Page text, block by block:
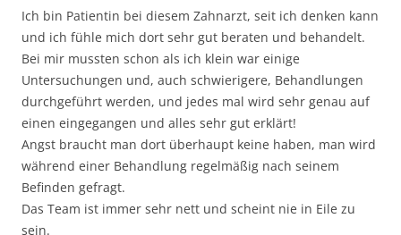
Ich bin Patientin bei diesem Zahnarzt, seit ich denken kann
und ich fühle mich dort sehr gut beraten und behandelt.
Bei mir mussten schon als ich klein war einige
Untersuchungen und, auch schwierigere, Behandlungen
durchgeführt werden, und jedes mal wird sehr genau auf
einen eingegangen und alles sehr gut erklärt!
Angst braucht man dort überhaupt keine haben, man wird
während einer Behandlung regelmäßig nach seinem
Befinden gefragt.
Das Team ist immer sehr nett und scheint nie in Eile zu
sein.